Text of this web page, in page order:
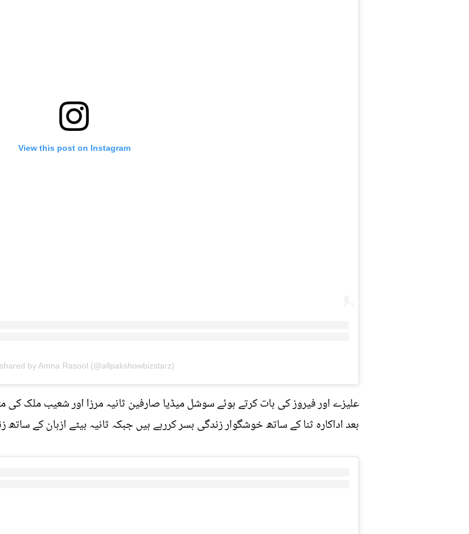
View this post on Instagram
by Amna Rasool (@allpakshowbizstarz)
علیزے اور فیروز کی بات کرتے ہوئے سوشل میڈیا صارفین ثانیہ مرزا اور شعیب
بعد اداکارہ ثنا کے ساتھ خوشگوار زندگی بسر کررہے ہیں جبکہ ثانیہ بیٹے ازہان کے ساتھ